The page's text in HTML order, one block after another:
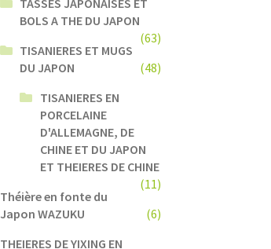
BOLS A THE DU JAPON
(63)
TISANIERES ET MUGS
DU JAPON
(48)
TISANIERES EN
PORCELAINE
D'ALLEMAGNE, DE
CHINE ET DU JAPON
ET THEIERES DE CHINE
(11)
Théière en fonte du
Japon WAZUKU
(6)
THEIERES DE YIXING EN